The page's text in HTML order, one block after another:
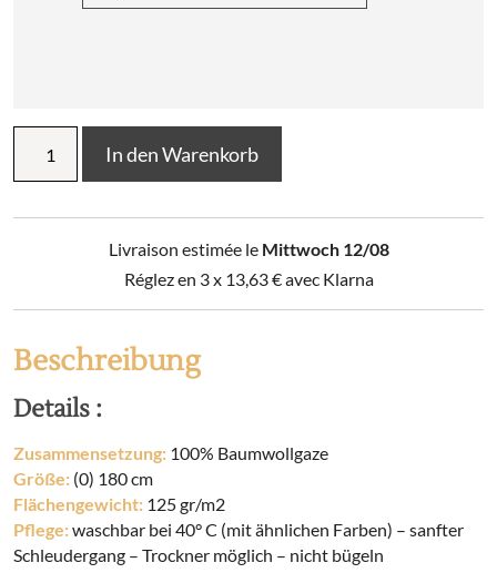
Tischdecke
aus
In den Warenkorb
Livraison estimée le Mittwoch 12/08
Réglez en 3 x 13,63€avec Klarna
Beschreibung
Details :
Zusammensetzung: 100% Baumwollgaze
Größe: (0) 180 cm
Flächengewicht: 125 gr/m2
Pflege:waschbar bei 40° C (mit ähnlichen Farben) – sanfter
Schleudergang – Trockner möglich – nicht bügeln